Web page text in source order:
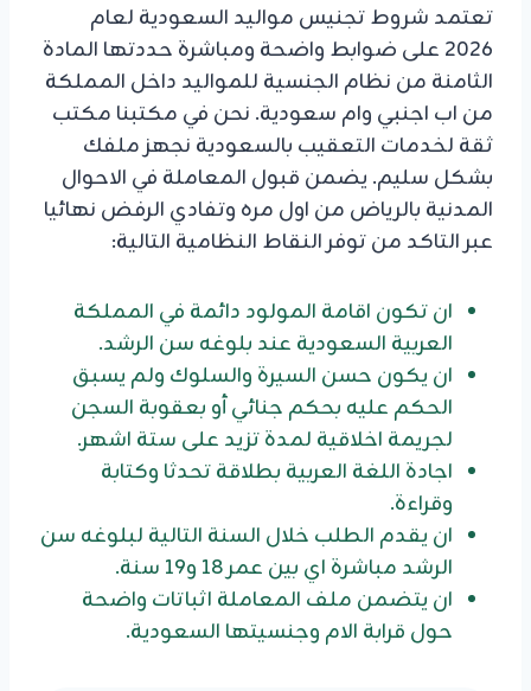
تعتمد شروط تجنيس مواليد السعودية لعام
2026 على ضوابط واضحة ومباشرة حددتها المادة
الثامنة من نظام الجنسية للمواليد داخل المملكة
من اب اجنبي وام سعودية. نحن في مكتبنا مكتب
ثقة لخدمات التعقيب بالسعودية نجهز ملفك
بشكل سليم. يضمن قبول المعاملة في الاحوال
المدنية بالرياض من اول مره وتفادي الرفض نهائيا
عبر التاكد من توفر النقاط النظامية التالية:
ان تكون اقامة المولود دائمة في المملكة
العربية السعودية عند بلوغه سن الرشد.
ان يكون حسن السيرة والسلوك ولم يسبق
الحكم عليه بحكم جنائي أو بعقوبة السجن
لجريمة اخلاقية لمدة تزيد على ستة اشهر.
اجادة اللغة العربية بطلاقة تحدثا وكتابة
وقراءة.
ان يقدم الطلب خلال السنة التالية لبلوغه سن
الرشد مباشرة اي بين عمر 18 و19 سنة.
ان يتضمن ملف المعاملة اثباتات واضحة
حول قرابة الام وجنسيتها السعودية.